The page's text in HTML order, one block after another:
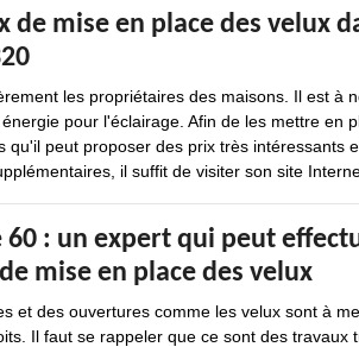
de mise en place des velux
les propriétaires des maisons. Il est à
pour l'éclairage. Afin de les mettre en
peut proposer des prix très intéressants
il suffit de visiter son site
60 : un expert qui peut
mise en place des velux
et des ouvertures comme les velux sont à
Il faut se rappeler que ce sont des travaux